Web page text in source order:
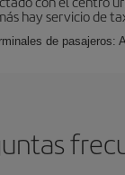
hay servicio de
de pasajeros: